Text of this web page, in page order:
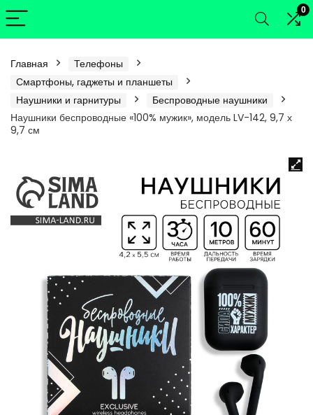
0
Главная
Телефоны
Смартфоны, гаджеты и планшеты
Наушники и гарнитуры
Беспроводные наушники
Наушники беспроводные «100% мужик», модель LV-142, 9,7 х
9,7 см